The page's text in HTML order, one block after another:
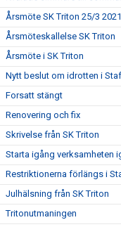
Årsmöte SK Triton 25/3 2021
Årsmöteskallelse SK Triton
Årsmöte i SK Triton
Nytt beslut om idrotten i
Forsatt stängt
Renovering och fix
Skrivelse från SK Triton
Starta igång verksamheten
Restriktionerna förlängs i
Julhälsning från SK Triton
Tritonutmaningen